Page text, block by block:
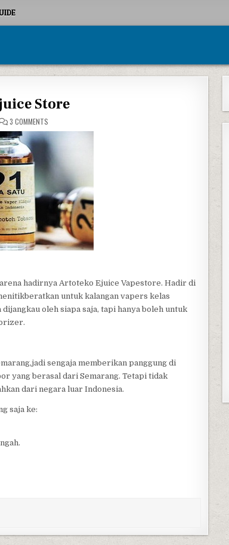
Store
3 COMMENTSON ARTOTEKO VAPE & EJUICE STORE
hadirnya Artoteko Ejuice Vapestore. Hadir di
untuk kalangan vapers kelas
oleh siapa saja, tapi hanya boleh untuk
sengaja memberikan panggung di
yang berasal dari Semarang. Tetapi tidak
dari negara luar Indonesia.
saja ke: